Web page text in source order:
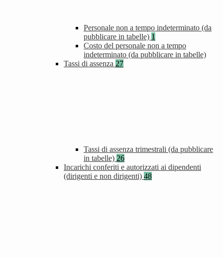
Personale non a tempo indeterminato (da
pubblicare in tabelle) 1
Costo del personale non a tempo
indeterminato (da pubblicare in tabelle)
Tassi di assenza 27
Tassi di assenza trimestrali (da pubblicare
in tabelle) 26
Incarichi conferiti e autorizzati ai dipendenti
(dirigenti e non dirigenti) 48